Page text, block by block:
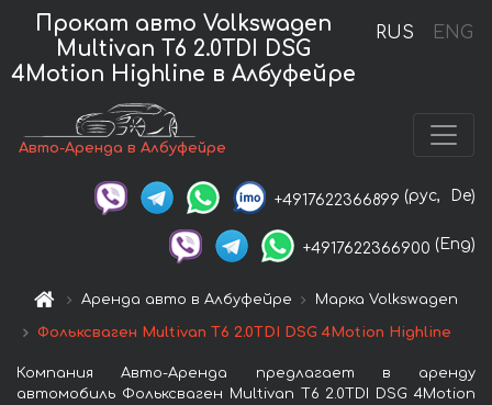
RUS ENG
Прокат авто Volkswagen
Multivan T6 2.0TDI DSG
4Motion Highline в Албуфейре
Авто-Аренда в Албуфейре
+4917622366899 (рус, De)
+4917622366900 (Eng)
Аренда авто в Албуфейре Марка Volkswagen
Фольксваген Multivan T6 2.0TDI DSG 4Motion Highline
Компания Авто-Аренда предлагает в аренду
автомобиль Фольксваген Multivan T6 2.0TDI DSG 4Motion